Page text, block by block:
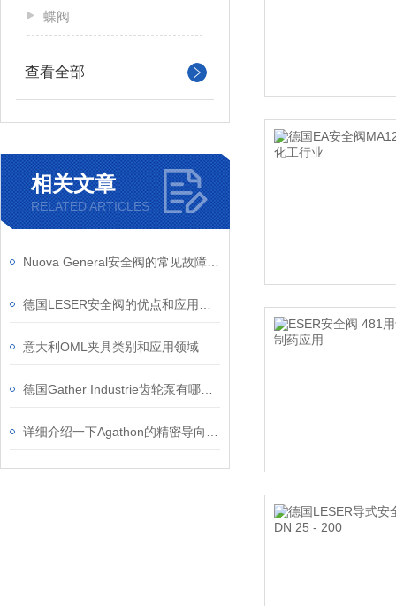
蝶阀
查看全部
相关文章
RELATED ARTICLES
意大利OML夹具类别和应用领域